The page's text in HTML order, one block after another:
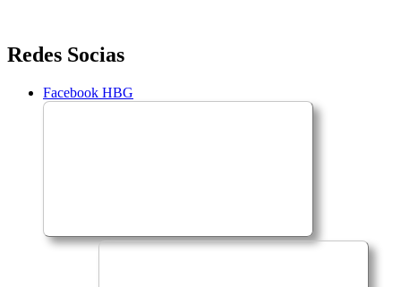
Saltar
para
conteúdo
Redes Socias
Facebook HBG